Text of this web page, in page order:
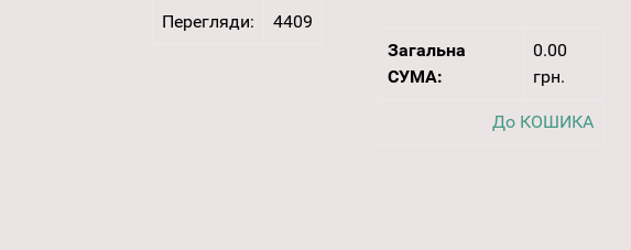
Перегляди: 4409
Загальна
СУМА:
0.00
грн.
До КОШИКА